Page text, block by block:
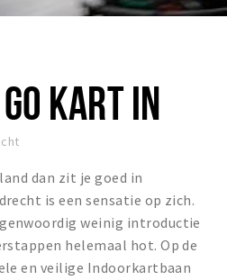
KART IN
dan zit je goed in
is een sensatie op zich.
weinig introductie
helemaal hot. Op de
en veilige Indoorkartbaan